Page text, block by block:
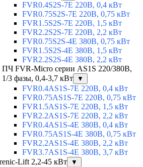
FVR0.4S2S-7E 220В, 0,4 кВт
FVR0.75S2S-7E 220В, 0,75 кВт
FVR1.5S2S-7E 220В, 1,5 кВт
FVR2.2S2S-7E 220В, 2,2 кВт
FVR0.75S2S-4E 380В, 0,75 кВт
FVR1.5S2S-4E 380В, 1,5 кВт
FVR2.2S2S-4E 380В, 2,2 кВт
ПЧ FVR-Micro серии AS1S 220/380В,
1/3 фазы, 0,4-3,7 кВт
▼
FVR0.4AS1S-7E 220В, 0,4 кВт
FVR0.75AS1S-7E 220В, 0,75 кВт
FVR1.5AS1S-7E 220В, 1,5 кВт
FVR2.2AS1S-7E 220В, 2,2 кВт
FVR0.4AS1S-4E 380В, 0,4 кВт
FVR0.75AS1S-4E 380В, 0,75 кВт
FVR2.2AS1S-4E 380В, 2,2 кВт
FVR3.7AS1S-4E 380В, 3,7 кВт
Lift 2,2-45 кВт
▼